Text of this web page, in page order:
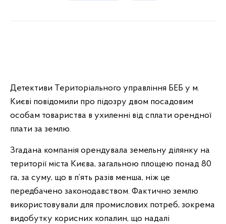
Детективи Територіального управління БЕБ у м.
Києві повідомили про підозру двом посадовим
особам товариства в ухиленні від сплати орендної
плати за землю.
Згадана компанія орендувала земельну ділянку на
території міста Києва, загальною площею понад 80
га, за суму, що в п’ять разів менша, ніж це
передбачено законодавством. Фактично землю
використовували для промислових потреб, зокрема
видобутку корисних копалин, що надалі